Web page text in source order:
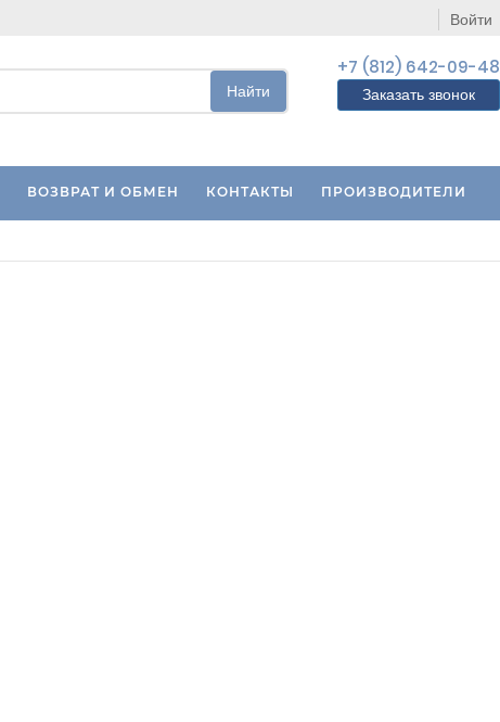
Войти
Найти
+7 (812) 642-09-48
Заказать звонок
ВОЗВРАТ И ОБМЕН КОНТАКТЫ ПРОИЗВОДИТЕЛИ